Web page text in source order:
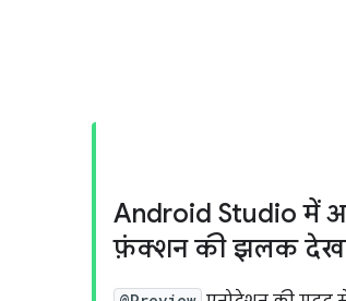
Android Studio में
फ़ंक्शन की झलक